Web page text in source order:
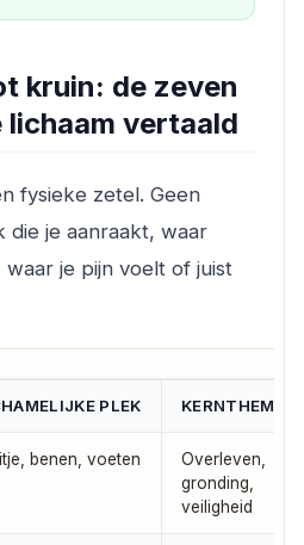
kruin: de zeven
vertaald
fysieke zetel. Geen
die je aanraakt, waar
je pijn voelt of juist
PLEK KERNTHEMA
benen, voeten
Overleven,
gronding,
veiligheid